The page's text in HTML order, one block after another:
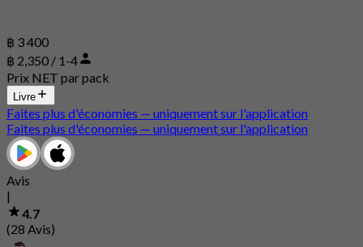
฿ 3 400
฿ 2,350 / 1-4
Prix NET par pack
Livre
Faites plus d'économies — uniquement sur l'application
Faites plus d'économies — uniquement sur l'application
Avis
|
4.7
(28 Avis)